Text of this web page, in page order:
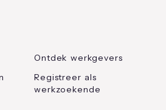
Ontdek werkgevers
Registreer als
werkzoekende